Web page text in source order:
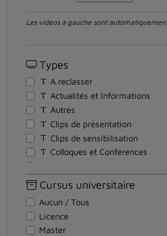
Les vidéos à gauche sont
Types
A reclasser
Actualités et Informations
Autres
Clips de présentation
Clips de sensibilisation
Colloques et Conférences
Documents pédagogiques
Entretiens
Cursus universitaire
Aucun / Tous
Licence
Master